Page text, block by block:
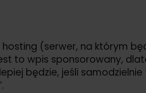
(serwer, na którym
to wpis sponsorowany,
będzie, jeśli